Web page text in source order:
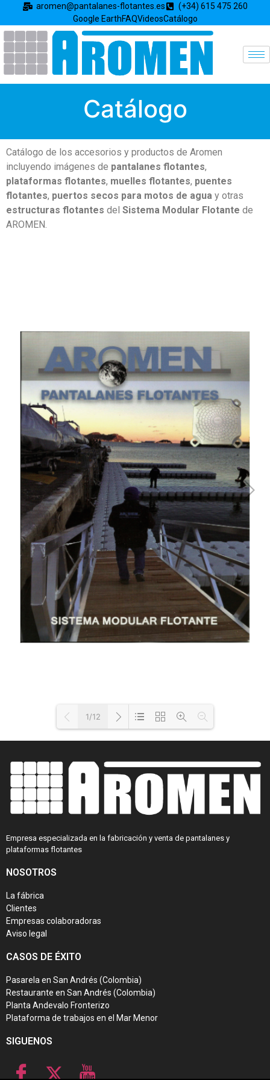
aromen@pantalanes-flotantes.es
(+34) 615 475 260
Google EarthFAQVideosCatálogo
Catálogo
Catálogo de los accesorios y productos de Aromen
incluyendo imágenes de pantalanes flotantes,
plataformas flotantes, muelles flotantes, puentes
flotantes, puertos secos para motos de agua y otras
estructuras flotantes del Sistema Modular Flotante de
AROMEN.
1/12
Empresa especializada en la fabricación y venta de pantalanes y
plataformas flotantes
NOSOTROS
La fábrica
Clientes
Empresas colaboradoras
Aviso legal
CASOS DE ÉXITO
Pasarela en San Andrés (Colombia)
Restaurante en San Andrés (Colombia)
Planta Andevalo Fronterizo
Plataforma de trabajos en el Mar Menor
SIGUENOS